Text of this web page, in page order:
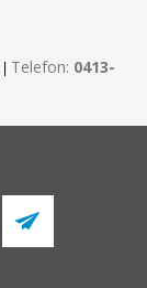
| Telefon: 0413-